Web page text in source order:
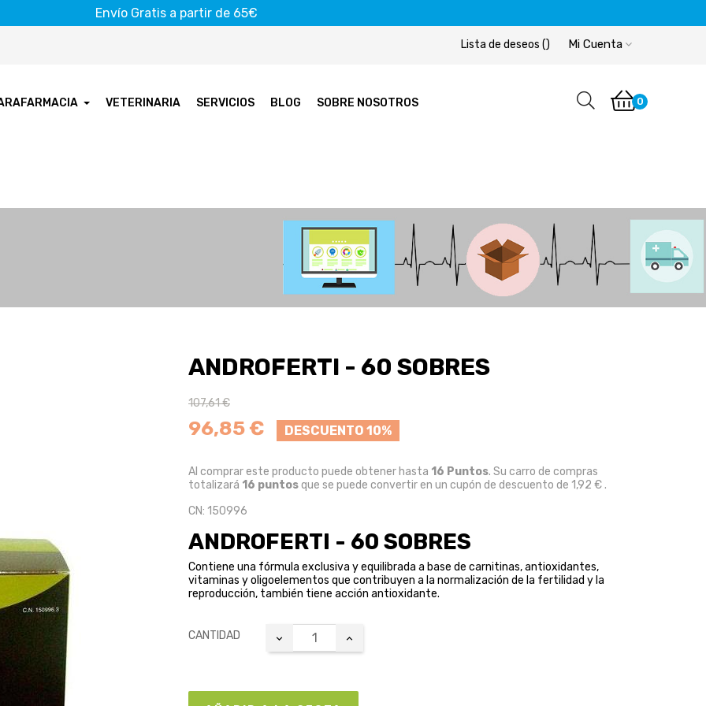
Envío Gratis a partir de 65€
Mi Cuenta
Lista de deseos ()
VETERINARIA SERVICIOS BLOG SOBRE NOSOTROS 0
ANDROFERTI - 60 SOBRES
107,61 €
96,85 € DESCUENTO 10%
Al comprar este producto puede obtener hasta 16 Puntos. Su carro de compras
totalizará 16 puntosque se puede convertir en un cupón de descuento de 1,92 €.
CN: 150996
ANDROFERTI - 60 SOBRES
Contiene una fórmula exclusiva y equilibrada a base de carnitinas, antioxidantes,
vitaminas y oligoelementos que contribuyen a la normalización de la fertilidad y la
reproducción, también tiene acción antioxidante.
CANTIDAD